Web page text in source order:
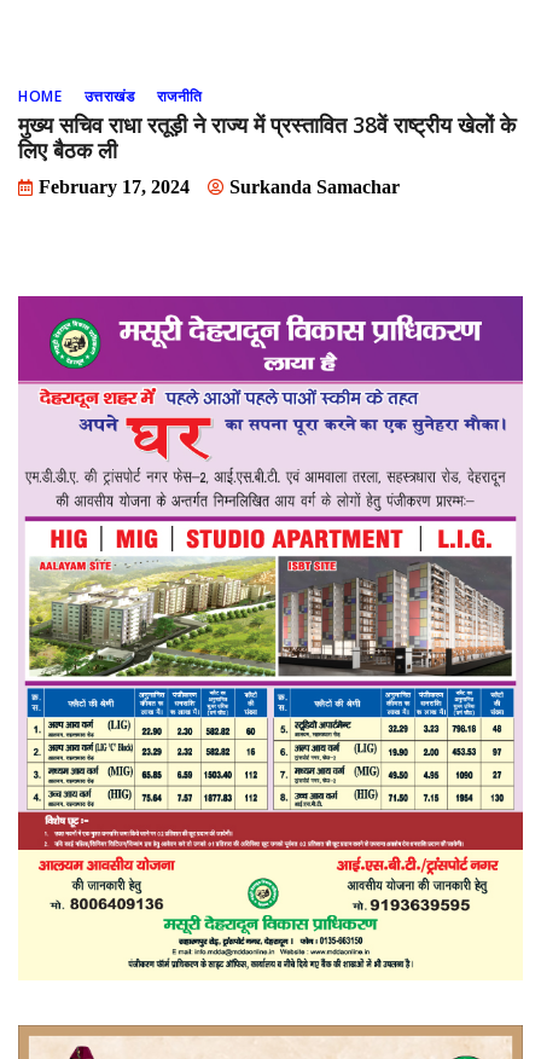
HOME उत्तराखंड राजनीति
मुख्य सचिव राधा रतूड़ी ने राज्य में प्रस्तावित 38वें राष्ट्रीय खेलों के
लिए बैठक ली
February 17, 2024 Surkanda Samachar